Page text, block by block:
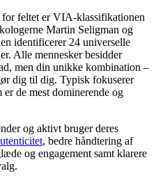
for feltet er VIA-klassifikationen
Martin Seligman og
identificerer 24 universelle
Alle mennesker besidder
men din unikke kombination –
dig til dig. Typisk fokuserer
er de mest dominerende og
og aktivt bruger deres
, bedre håndtering af
og engagement samt klarere